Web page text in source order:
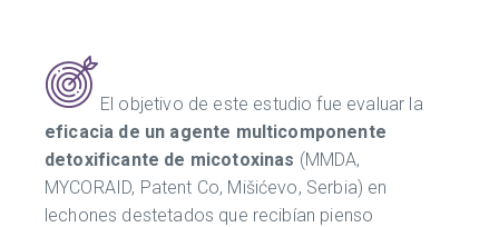
El objetivo de este estudio fue evaluar la
eficacia de un agente multicomponente
detoxificante de micotoxinas (MMDA,
MYCORAID, Patent Co, Mišićevo, Serbia) en
lechones destetados que recibían pienso